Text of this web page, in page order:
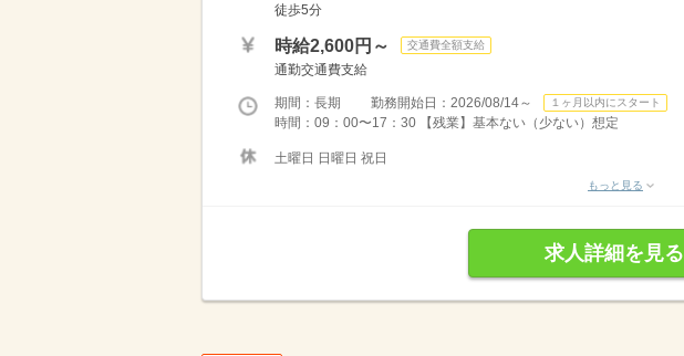
徒歩5分
時給2,600円～ 交通費全額支給
通勤交通費支給
期間：長期 勤務開始日：2026/08/14～ １ヶ月以内にスタート
時間：09：00〜17：30 【残業】基本ない（少ない）想定
土曜日 日曜日 祝日
もっと見る
求人詳細を見る